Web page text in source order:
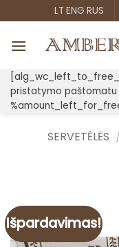
to
content
LT ENG RUS
pristatymo paštomatu
SERVETĖLĖS
Išpardavimas!